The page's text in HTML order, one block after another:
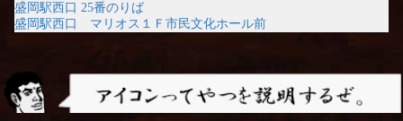
盛岡駅西口 25番のりば
盛岡駅西口 マリオス１Ｆ市民文化ホール前